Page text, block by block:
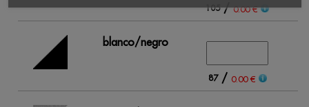
105/0.00 €
blanco/negro
87/ 0.00 €